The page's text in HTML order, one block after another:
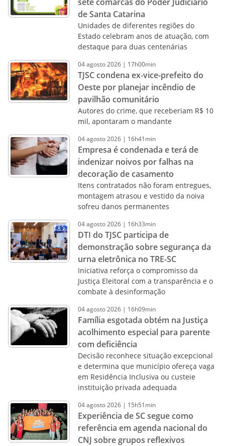
de Santa Catarina
Unidades de diferentes regiões do
Estado celebram anos de atuação, com
destaque para duas centenárias
04agosto2026 | 17h00min
TJSC condena ex-vice-prefeito do
Oeste por planejar incêndio de
pavilhão comunitário
Autores do crime, que receberiam R$ 10
mil, apontaram o mandante
04agosto2026 | 16h41min
Empresa é condenada e terá de
indenizar noivos por falhas na
decoração de casamento
Itens contratados não foram entregues,
montagem atrasou e vestido da noiva
sofreu danos permanentes
04agosto2026 | 16h33min
DTI do TJSC participa de
demonstração sobre segurança da
urna eletrônica no TRE-SC
Iniciativa reforça o compromisso da
Justiça Eleitoral com a transparência e o
combate à desinformação
04agosto2026 | 16h09min
Família esgotada obtém na Justiça
acolhimento especial para parente
com deficiência
Decisão reconhece situação excepcional
e determina que município ofereça vaga
em Residência Inclusiva ou custeie
instituição privada adequada
04agosto2026 | 15h51min
Experiência de SC segue como
referência em agenda nacional do
CNJ sobre grupos reflexivos